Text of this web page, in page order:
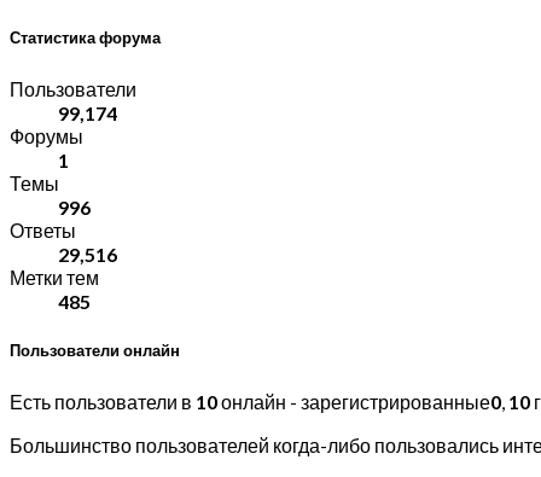
Статистика форума
Пользователи
99,174
Форумы
1
Темы
996
Ответы
29,516
Метки тем
485
Пользователи онлайн
Есть пользователи в 10онлайн - зарегистрированные0, 10
Большинство пользователей когда-либо пользовались